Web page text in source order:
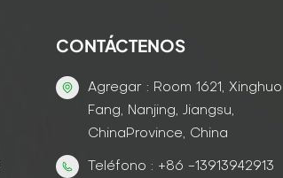
CONTÁCTENOS
Agregar : Room 1621, Xinghuo
Fang, Nanjing, Jiangsu,
ChinaProvince, China
Teléfono : +86 -13913942913